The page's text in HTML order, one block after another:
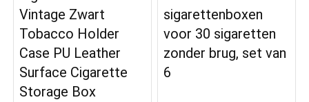
Vintage Zwart
Tobacco Holder
Case PU Leather
Surface Cigarette
Storage Box
sigarettenboxen
voor 30 sigaretten
zonder brug, set van
6